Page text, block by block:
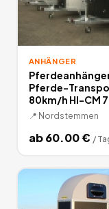
ANHÄNGER
Pferde-
80km/h HI-CM
📍 Nordstemmen
ab60.00€ /